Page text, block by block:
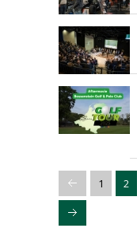
1 2